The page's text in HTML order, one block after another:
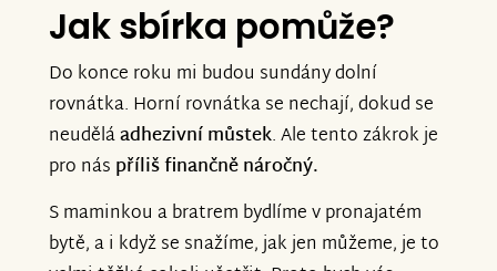
Jak sbírka pomůže?
Do konce roku mi budou sundány dolní
rovnátka. Horní rovnátka se nechají, dokud se
neuděláadhezivní můstek. Ale tento zákrok je
pro nás příliš finančně náročný.
S maminkou a bratrem bydlíme v pronajatém
bytě, a i když se snažíme, jak jen můžeme, je to